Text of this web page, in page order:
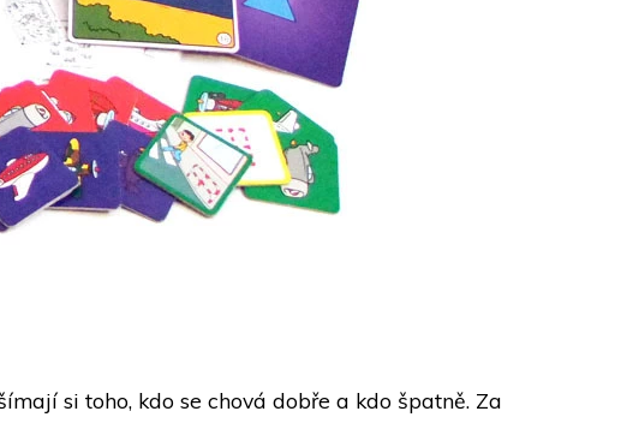
si toho, kdo se chová dobře a kdo špatně. Za